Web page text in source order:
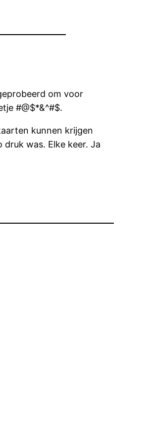
om voor
#@$*&^#$.
kunnen krijgen
was. Elke keer. Ja